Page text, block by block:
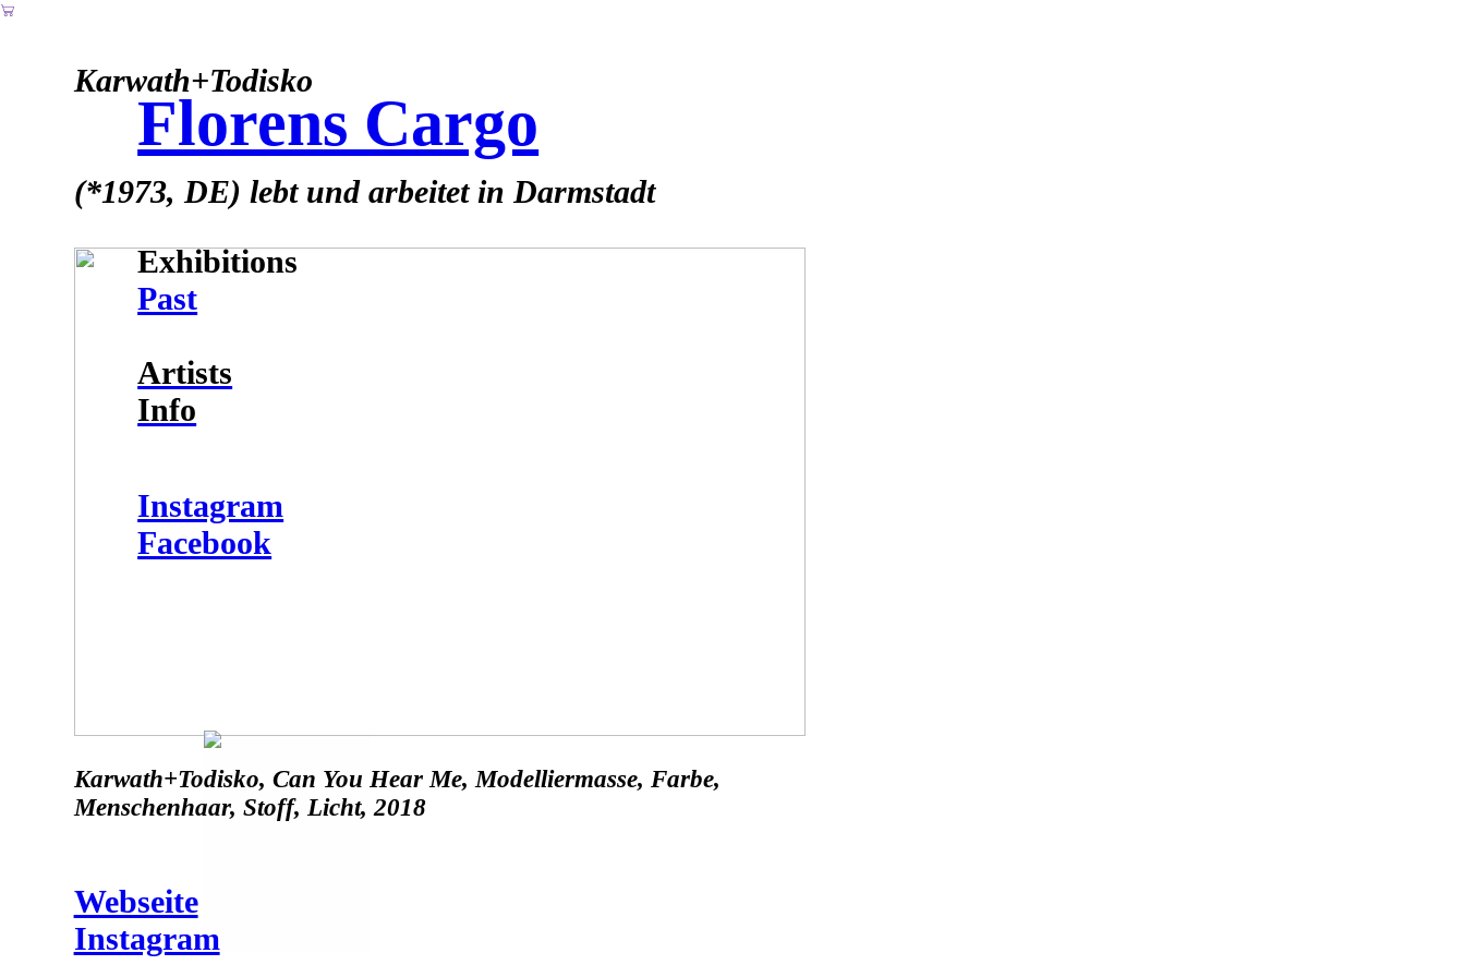
︎
Florens Cargo
Exhibitions
Past
Artists
Info
Instagram
Facebook
Karwath+Todisko
(*1973, DE) lebt und arbeitet in Darmstadt
Karwath+Todisko, Can You Hear Me, Modelliermasse, Farbe,
Menschenhaar, Stoff, Licht, 2018
Webseite
Instagram